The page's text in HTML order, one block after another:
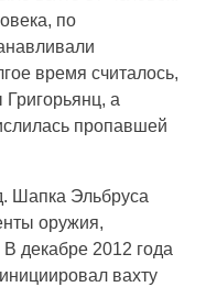
по
время считалось,
а
пропавшей
Шапка Эльбруса
оружия,
декабре 2012 года
вахту